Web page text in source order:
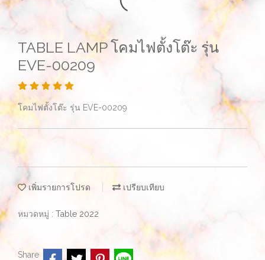
TABLE LAMP โคมไฟตั้งโต๊ะ รุ่น
EVE-00209
โคมไฟตั้งโต๊ะ รุ่น EVE-00209
เพิ่มรายการโปรด เปรียบเทียบ
หมวดหมู่ : Table 2022
Share